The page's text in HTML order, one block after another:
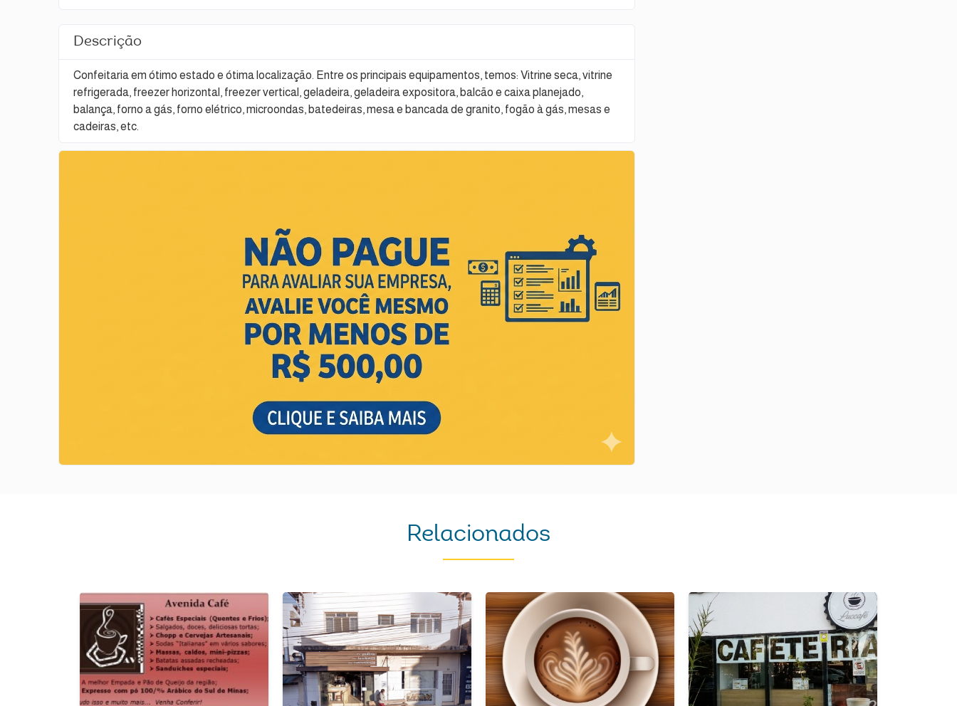
Descrição
Confeitaria em ótimo estado e ótima localização. Entre os principais equipamentos, temos: Vitrine seca, vitrine
refrigerada, freezer horizontal, freezer vertical, geladeira, geladeira expositora, balcão e caixa planejado,
balança, forno a gás, forno elétrico, microondas, batedeiras, mesa e bancada de granito, fogão à gás, mesas e
cadeiras, etc.
Relacionados
Next Previous